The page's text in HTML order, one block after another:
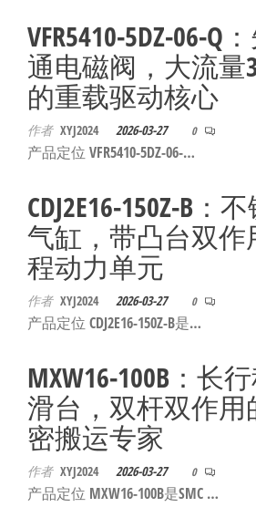
件
供
应
商-
达
斯
自
动
化
VFR5410-5DZ-06-Q
通电磁阀，大流量
的重载驱动核心
作者 XYJ2024 2026-03-27 0
产品定位 VFR5410-5DZ-06-…
CDJ2E16-150Z-B：
气缸，带凸台双作
程动力单元
作者 XYJ2024 2026-03-27 0
产品定位 CDJ2E16-150Z-B是…
MXW16-100B：长
滑台，双杆双作用
密搬运专家
作者 XYJ2024 2026-03-27 0
产品定位 MXW16-100B是SMC …